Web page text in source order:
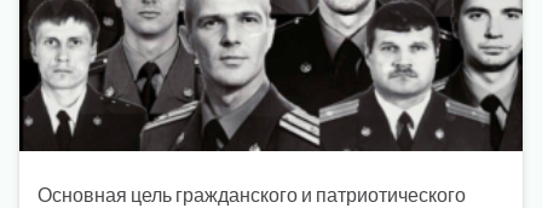
Основная цель гражданского и патриотического